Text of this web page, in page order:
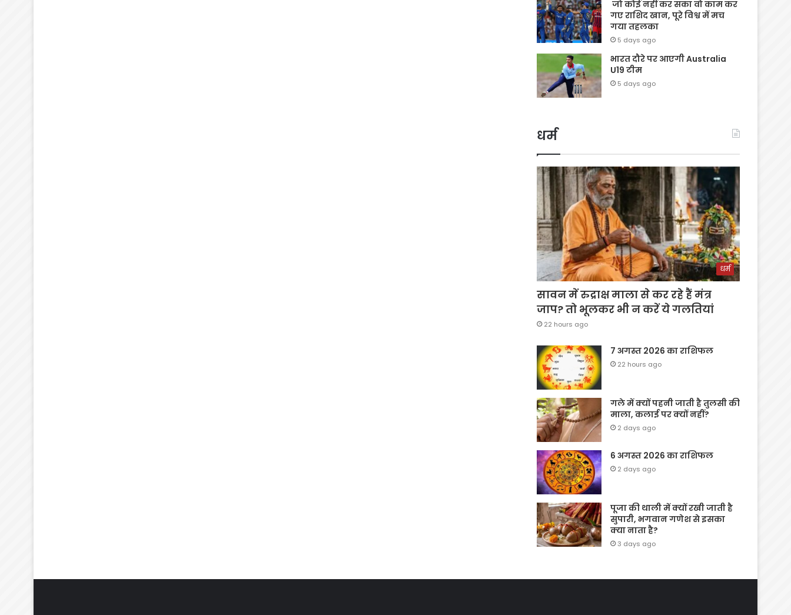
जो कोई नहीं कर सका वो काम कर
गए राशिद खान, पूरे विश्व में मच
गया तहलका
5 days ago
भारत दौरे पर आएगी Australia
U19 टीम
5 days ago
धर्म
धर्म
सावन में रुद्राक्ष माला से कर रहे हैं मंत्र
जाप? तो भूलकर भी न करें ये गलतियां
22 hours ago
7 अगस्त 2026 का राशिफल
22 hours ago
गले में क्यों पहनी जाती है तुलसी की
माला, कलाई पर क्यों नहीं?
2 days ago
6 अगस्त 2026 का राशिफल
2 days ago
पूजा की थाली में क्यों रखी जाती है
सुपारी, भगवान गणेश से इसका
क्या नाता है?
3 days ago